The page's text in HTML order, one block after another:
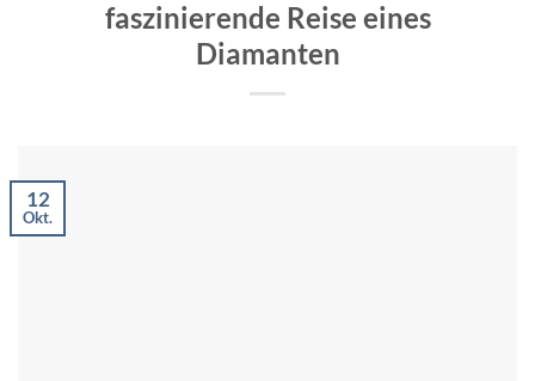
faszinierende Reise eines
Diamanten
12
Okt.